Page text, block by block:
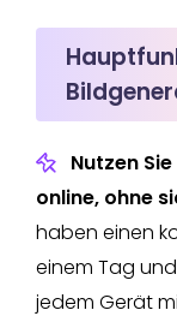
Nutzen
online, ohne
haben einen
einem Tag
jedem Gerät